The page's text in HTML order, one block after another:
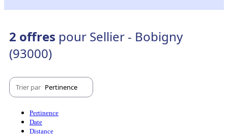
2 offres pour Sellier - Bobigny
(93000)
Trier par Pertinence
Pertinence
Date
Distance